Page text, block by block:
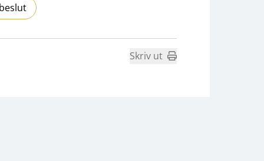
Skriv ut